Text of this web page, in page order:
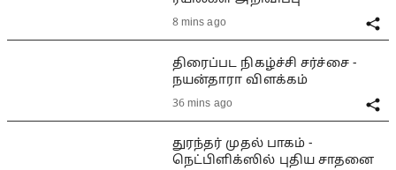
8 mins ago
திரைப்பட நிகழ்ச்சி சர்ச்சை -
நயன்தாரா விளக்கம்
36 mins ago
துரந்தர் முதல் பாகம் -
நெட்பிளிக்ஸில் புதிய சாதனை